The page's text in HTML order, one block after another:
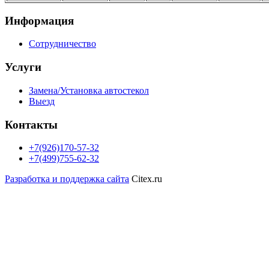
Информация
Сотрудничество
Услуги
Замена/Установка автостекол
Выезд
Контакты
+7(926)170-57-32
+7(499)755-62-32
Разработка и поддержка сайта Citex.ru